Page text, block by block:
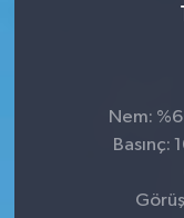
Nem:
Basınç: